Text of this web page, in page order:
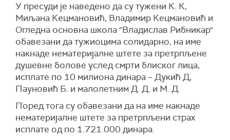
У пресуди је наведено да су тужени К. К,
Миљана Кецмановић, Владимир Кецмановић и
Огледна основна школа "Владислав Рибникар"
обавезани да тужиоцима солидарно, на име
накнаде нематеријалне штете за претрпљене
душевне болове услед смрти блиског лица,
исплате по 10 милиона динара – Дукић Д,
Пауновић Б. и малолетним Д. Д. и М. Д.
Поред тога су обавезани да на име накнаде
нематеријалне штете за претрпљени страх
исплате од по 1.721.000 динара.